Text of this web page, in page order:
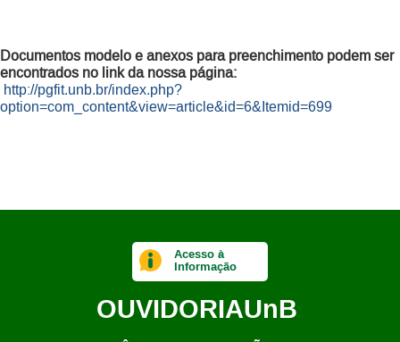
Documentos modelo e anexos para preenchimento podem ser
encontrados no link da nossa página:
http://pgfit.unb.br/index.php?
option=com_content&view=article&id=6&Itemid=699
Acesso à
Informação
OUVIDORIAUnB